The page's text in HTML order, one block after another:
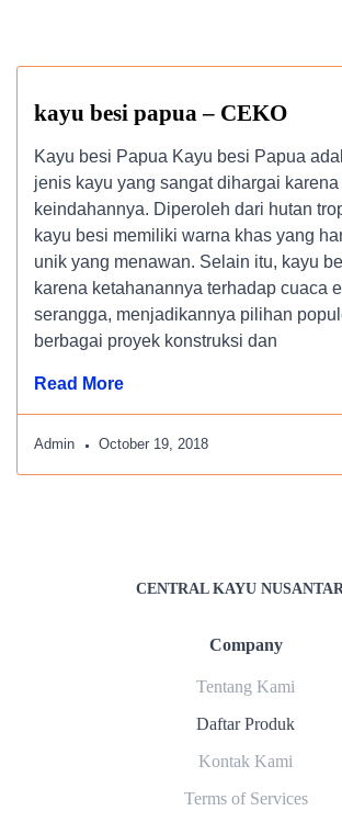
kayu besi papua – CEKO
Kayu besi Papua Kayu besi Papua
jenis kayu yang sangat dihargai
keindahannya. Diperoleh dari hutan
kayu besi memiliki warna khas yang
unik yang menawan. Selain itu, kayu
karena ketahanannya terhadap cuaca
serangga, menjadikannya pilihan
berbagai proyek konstruksi dan
Read More
Admin October 19, 2018
CENTRAL KAYU
Company
Tentang Kami
Daftar Produk
Kontak Kami
Terms of Services